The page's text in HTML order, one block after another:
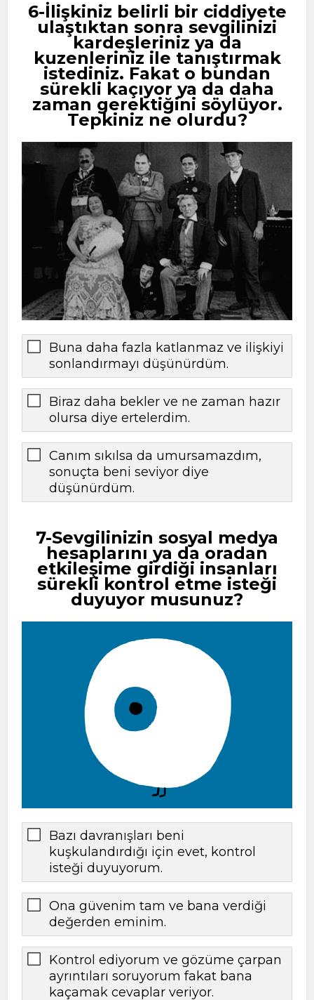
6-İlişkiniz belirli bir ciddiyete
ulaştıktan sonra sevgilinizi
kardeşleriniz ya da
kuzenleriniz ile tanıştırmak
istediniz. Fakat o bundan
sürekli kaçıyor ya da daha
zaman gerektiğini söylüyor.
Tepkiniz ne olurdu?
Buna daha fazla katlanmaz ve ilişkiyi
sonlandırmayı düşünürdüm.
Biraz daha bekler ve ne zaman hazır
olursa diye ertelerdim.
Canım sıkılsa da umursamazdım,
sonuçta beni seviyor diye
düşünürdüm.
7-Sevgilinizin sosyal medya
hesaplarını ya da oradan
etkileşime girdiği insanları
sürekli kontrol etme isteği
duyuyor musunuz?
Bazı davranışları beni
kuşkulandırdığı için evet, kontrol
isteği duyuyorum.
Ona güvenim tam ve bana verdiği
değerden eminim.
Kontrol ediyorum ve gözüme çarpan
ayrıntıları soruyorum fakat bana
kaçamak cevaplar veriyor.